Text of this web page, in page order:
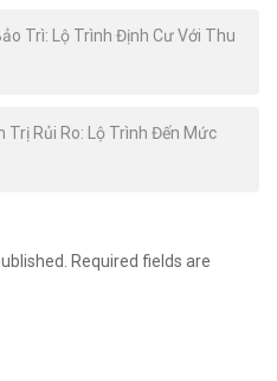
Trì: Lộ Trình Định Cư Với Thu
Trị Rủi Ro: Lộ Trình Đến Mức
Required fields are